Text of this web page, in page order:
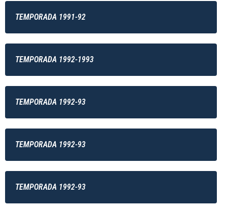
TEMPORADA 1991-92
TEMPORADA 1992-1993
TEMPORADA 1992-93
TEMPORADA 1992-93
TEMPORADA 1992-93